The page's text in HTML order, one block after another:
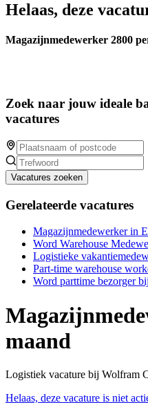
Helaas, deze
Magazijnmedewerker 2800
Zoek naar jouw ideale
vacatures
Vacatures zoeken
Gerelateerde vacatures
Magazijnmedewerker in
Word Warehouse
Logistieke
Part-time warehouse
Word parttime bezorger
maand
Logistiek vacature bij Wolfram
Helaas, deze vacature is niet